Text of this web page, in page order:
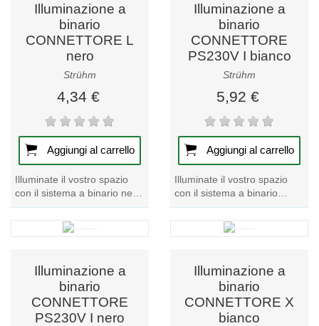
Illuminazione a
binario
CONNETTORE L
nero
Strühm
4,34 €
Aggiungi al carrello
Illuminate il vostro spazio
con il sistema a binario nero
CONNECTOR L, un pezzo
forte della nostra collezione
Illuminazione a
binario
CONNETTORE
PS230V I bianco
Strühm
5,92 €
Aggiungi al carrello
Illuminate il vostro spazio
con il sistema a binario
bianco CONNECTOR
PS230V I, uno dei prodotti di
punta della...
Illuminazione a
binario
CONNETTORE
PS230V I nero
Illuminazione a
binario
CONNETTORE X
bianco